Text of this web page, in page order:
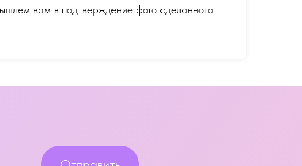
вам в подтверждение фото сделанного